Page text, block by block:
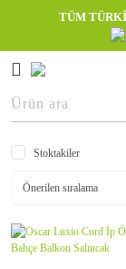
TÜM
Stoktakiler